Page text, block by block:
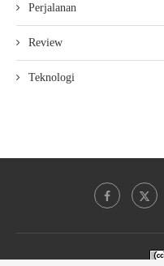
Perjalanan
Review
Teknologi